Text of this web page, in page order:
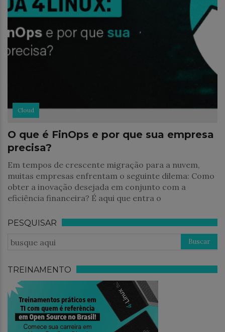
Cloud
O que é FinOps e por que sua empresa
precisa?
Em tempos de crescente migração para a nuvem,
muitas empresas enfrentam o seguinte dilema: Como
obter a inovação desejada em conjunto com a
eficiência financeira? É aqui que entra o
PESQUISAR
TREINAMENTO